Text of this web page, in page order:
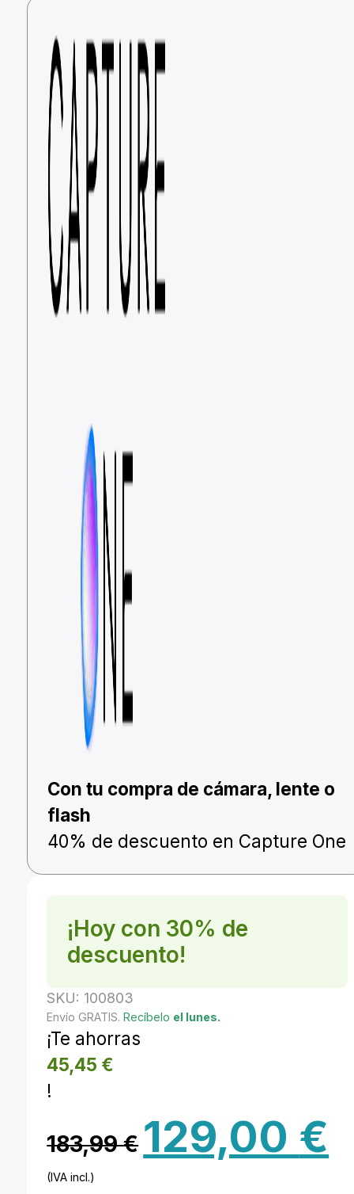
Con tu compra de cámara, lente o
flash
40% de descuento en Capture One
¡Hoy con 30% de
descuento!
SKU: 100803
Envío GRATIS.Recíbelo el lunes.
¡Te ahorras
45,45 €
!
183,99€
El
precio
129,00 €
(IVA incl.)